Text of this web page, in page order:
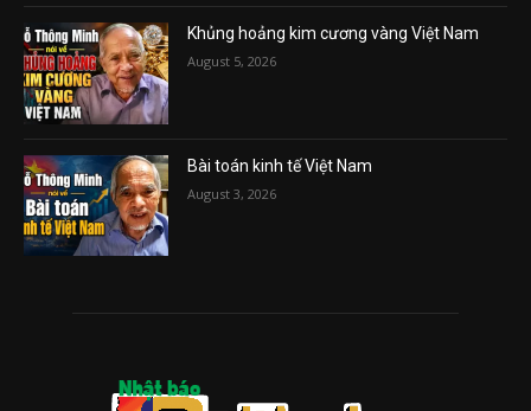
Khủng hoảng kim cương vàng Việt Nam
August 5, 2026
Bài toán kinh tế Việt Nam
August 3, 2026